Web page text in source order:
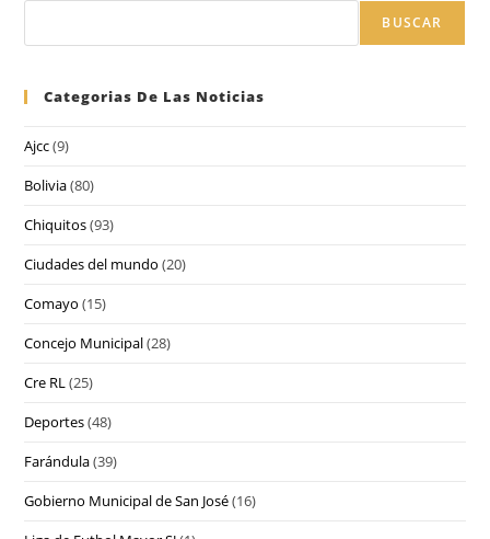
BUSCAR
Categorias De Las Noticias
Ajcc(9)
Bolivia(80)
Chiquitos(93)
Ciudades del mundo (20)
Comayo (15)
Concejo Municipal(28)
Cre RL(25)
Deportes(48)
Farándula(39)
Gobierno Municipal de San José(16)